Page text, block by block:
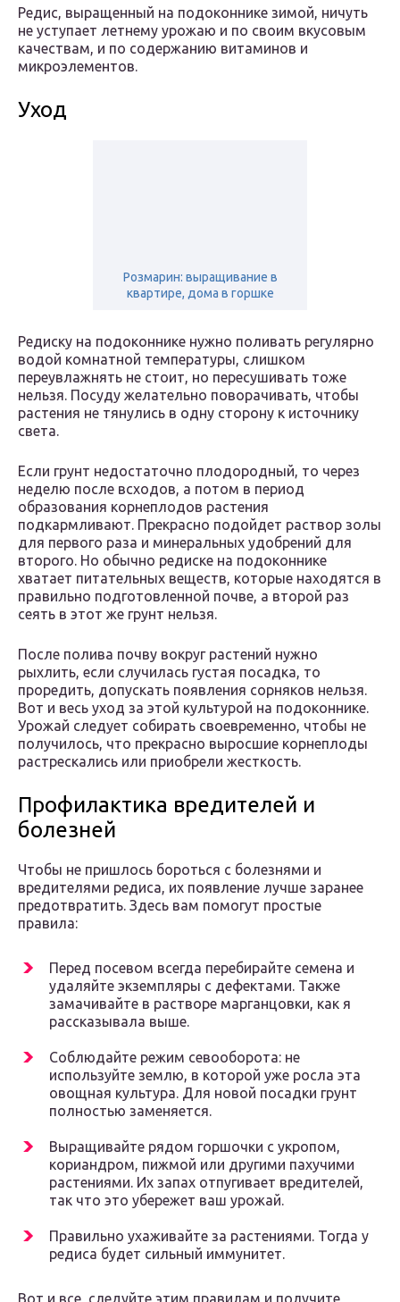
Редис, выращенный на подоконнике зимой, ничуть
не уступает летнему урожаю и по своим вкусовым
качествам, и по содержанию витаминов и
микроэлементов.
Уход
Розмарин: выращивание в
квартире, дома в горшке
Редиску на подоконнике нужно поливать регулярно
водой комнатной температуры, слишком
переувлажнять не стоит, но пересушивать тоже
нельзя. Посуду желательно поворачивать, чтобы
растения не тянулись в одну сторону к источнику
света.
Если грунт недостаточно плодородный, то через
неделю после всходов, а потом в период
образования корнеплодов растения
подкармливают. Прекрасно подойдет раствор золы
для первого раза и минеральных удобрений для
второго. Но обычно редиске на подоконнике
хватает питательных веществ, которые находятся в
правильно подготовленной почве, а второй раз
сеять в этот же грунт нельзя.
После полива почву вокруг растений нужно
рыхлить, если случилась густая посадка, то
проредить, допускать появления сорняков нельзя.
Вот и весь уход за этой культурой на подоконнике.
Урожай следует собирать своевременно, чтобы не
получилось, что прекрасно выросшие корнеплоды
растрескались или приобрели жесткость.
Профилактика вредителей и
болезней
Чтобы не пришлось бороться с болезнями и
вредителями редиса, их появление лучше заранее
предотвратить. Здесь вам помогут простые
правила:
Перед посевом всегда перебирайте семена и
удаляйте экземпляры с дефектами. Также
замачивайте в растворе марганцовки, как я
рассказывала выше.
Соблюдайте режим севооборота: не
используйте землю, в которой уже росла эта
овощная культура. Для новой посадки грунт
полностью заменяется.
Выращивайте рядом горшочки с укропом,
кориандром, пижмой или другими пахучими
растениями. Их запах отпугивает вредителей,
так что это убережет ваш урожай.
Правильно ухаживайте за растениями. Тогда у
редиса будет сильный иммунитет.
Вот и все, следуйте этим правилам и получите